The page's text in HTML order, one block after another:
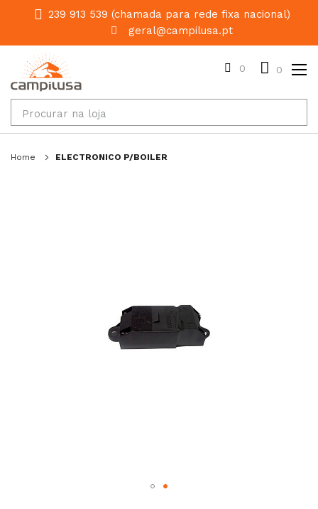
239 913 539 (chamada para rede fixa nacional)
geral@campilusa.pt
0 0
Home ELECTRONICO P/BOILER